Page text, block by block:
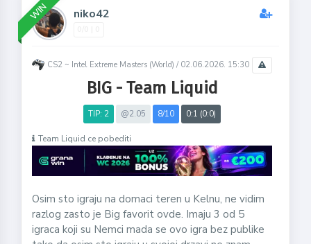
WIN niko42
CS2 ~ Intel Extreme Masters (World) / 02.06.2026. 15:30
BIG - Team Liquid
TIP: 2 @2.05 8/10 0:1 (0:0)
Team Liquid ce pobediti
Osim sto igraju na domaci teren u Kelnu, ne vidim
razlog zasto je Big favorit ovde. Imaju 3 od 5
igraca koji su Nemci mada se ovo igra bez publike